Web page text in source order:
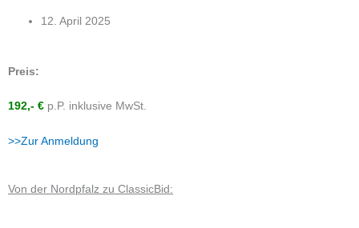
12. April 2025
Preis:
192,- € p.P. inklusive MwSt.
>>Zur Anmeldung
Von der Nordpfalz zu ClassicBid: